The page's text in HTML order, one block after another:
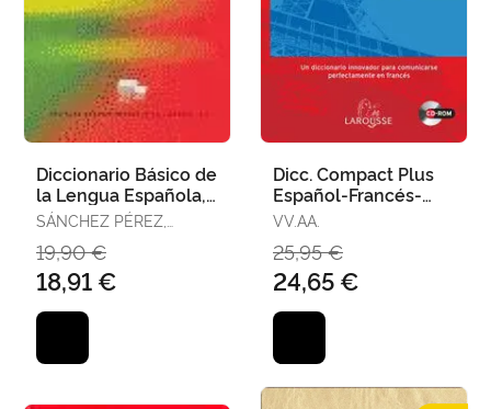
Diccionario Básico de
la Lengua Española,
Rústica
SÁNCHEZ PÉREZ,
19,90 €
18,91 €
Dicc. Compact Plus
Español-Francés-
Francés-Español
VV.AA.
25,95 €
24,65 €